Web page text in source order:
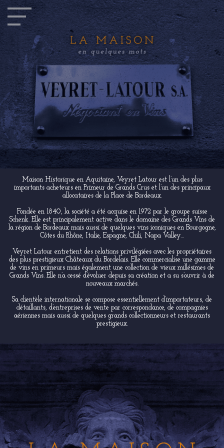
Maison Historique en Aquitaine, Veyret Latour est l’un des plus
importants acheteurs en Primeur de Grands Crus et l’un des principaux
allocataires de la Place de Bordeaux.
Fondée en 1840, la société a été acquise en 1972 par le groupe suisse
Schenk. Elle est principalement active dans le domaine des Grands Vins de
la région de Bordeaux mais aussi de quelques vins iconiques en Bourgogne,
Côtes du Rhône, Italie, Espagne, Chili, Napa Valley…
Veyret Latour entretient des relations privilégiées avec les propriétaires
des plus prestigieux Châteaux du Bordelais. Elle commercialise une gamme
de vins en primeurs mais également une collection de vieux millésimes de
Grands Vins. Elle n’a cessé d’évoluer depuis sa création et a su s’ouvrir à de
nouveaux marchés.
Sa clientèle internationale se compose essentiellement d’importateurs, de
détaillants, d’entreprises de vente par correspondance, de compagnies
aériennes mais aussi de quelques grands collectionneurs et restaurants
prestigieux.